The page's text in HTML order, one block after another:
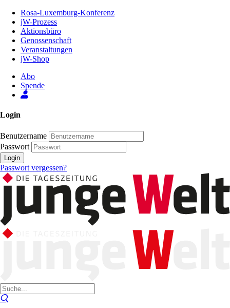
Inhalt
Seite
Rosa-Luxemburg-Konferenz
jW-Prozess
Aktionsbüro
Genossenschaft
Veranstaltungen
jW-Shop
Abo
Spende
Login
Benutzername
Passwort
Login
Passwort vergessen?